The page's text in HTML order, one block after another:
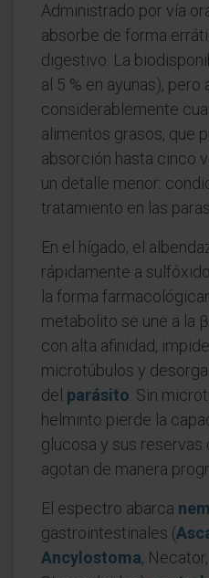
Administrado por vía
absorbe de forma
digestivo. La
al 5 % en ayunas), pero
considerablemente
alimentos grasos, que
absorción hasta cinco
un detalle menor:
tratamiento en las
En el hígado, el
rápidamente a
la forma
metabolito se une a la
con alta afinidad,
microtúbulos y
del parásito . Sin
helminto pierde la
glucosa y sus reservas
agotan de manera
El espectro abarca
gastrointestinales (
Ancylostoma,